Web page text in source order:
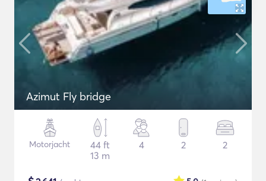
Azimut Fly bridge
Motorjacht
44 ft
13 m
4 2 2